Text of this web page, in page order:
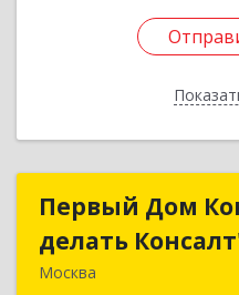
Первый Дом
делать
Москва
Первый Дом